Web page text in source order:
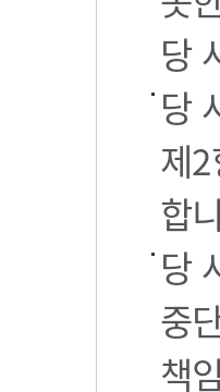
당
당
제
합
당
중
책